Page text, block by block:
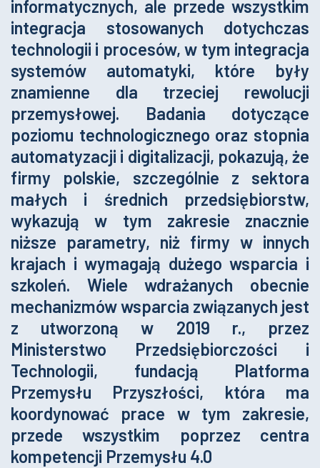
informatycznych, ale przede wszystkim
integracja stosowanych dotychczas
technologii i procesów, w tym integracja
systemów automatyki, które były
znamienne dla trzeciej rewolucji
przemysłowej. Badania dotyczące
poziomu technologicznego oraz stopnia
automatyzacji i digitalizacji, pokazują, że
firmy polskie, szczególnie z sektora
małych i średnich przedsiębiorstw,
wykazują w tym zakresie znacznie
niższe parametry, niż firmy w innych
krajach i wymagają dużego wsparcia i
szkoleń. Wiele wdrażanych obecnie
mechanizmów wsparcia związanych jest
z utworzoną w 2019 r., przez
Ministerstwo Przedsiębiorczości i
Technologii, fundacją Platforma
Przemysłu Przyszłości, która ma
koordynować prace w tym zakresie,
przede wszystkim poprzez centra
kompetencji Przemysłu 4.0